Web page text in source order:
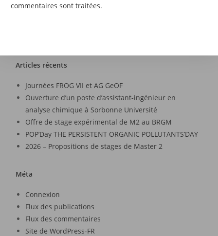
commentaires sont traitées.
Articles récents
Journées FROG VII et AG GeOF
Ouverture d’un poste d’assistant-ingénieur en
analyse chimique à Sorbonne Université
Offre de stage expérimental de M2 au BRGM
POP’Day THE PERSISTENT ORGANIC POLLUTANTS’DAY
2026 – Propositions de stages de Master 2
Méta
Connexion
Flux des publications
Flux des commentaires
Site de WordPress-FR